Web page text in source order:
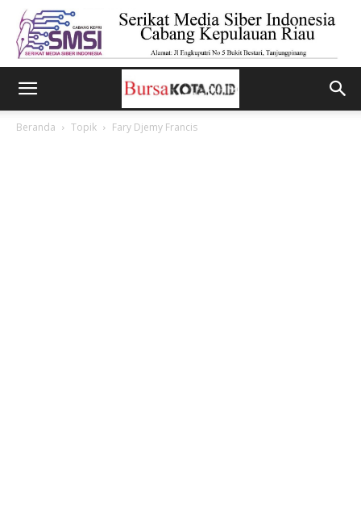
Beranda Topik Fary Djemy Francis